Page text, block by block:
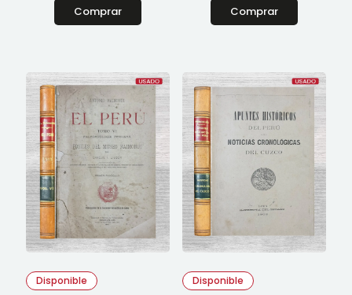
Comprar Comprar
Disponible Disponible